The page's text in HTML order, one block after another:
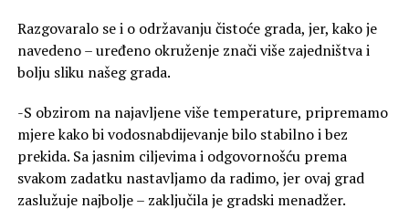
Razgovaralo se i o održavanju čistoće grada, jer, kako je
navedeno – uređeno okruženje znači više zajedništva i
bolju sliku našeg grada.
-S obzirom na najavljene više temperature, pripremamo
mjere kako bi vodosnabdijevanje bilo stabilno i bez
prekida. Sa jasnim ciljevima i odgovornošću prema
svakom zadatku nastavljamo da radimo, jer ovaj grad
zaslužuje najbolje – zaključila je gradski menadžer.